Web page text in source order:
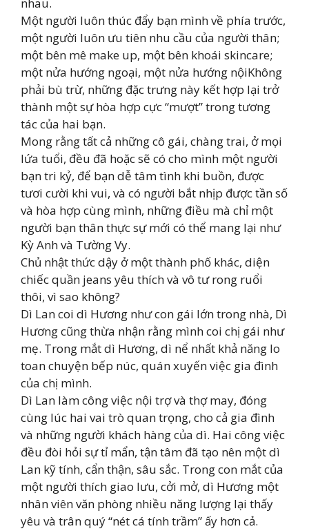
nhau.
Một người luôn thúc đẩy bạn mình về phía trước,
một người luôn ưu tiên nhu cầu của người thân;
một bên mê make up, một bên khoái skincare;
một nửa hướng ngoại, một nửa hướng nộiKhông
phải bù trừ, những đặc trưng này kết hợp lại trở
thành một sự hòa hợp cực “mượt” trong tương
tác của hai bạn.
Mong rằng tất cả những cô gái, chàng trai, ở mọi
lứa tuổi, đều đã hoặc sẽ có cho mình một người
bạn tri kỷ, để bạn dễ tâm tình khi buồn, được
tươi cười khi vui, và có người bắt nhịp được tần số
và hòa hợp cùng mình, những điều mà chỉ một
người bạn thân thực sự mới có thể mang lại như
Kỳ Anh và Tường Vy.
Chủ nhật thức dậy ở một thành phố khác, diện
chiếc quần jeans yêu thích và vô tư rong ruổi
thôi, vì sao không?
Dì Lan coi dì Hương như con gái lớn trong nhà, Dì
Hương cũng thừa nhận rằng mình coi chị gái như
mẹ. Trong mắt dì Hương, dì nể nhất khả năng lo
toan chuyện bếp núc, quán xuyến việc gia đình
của chị mình.
Dì Lan làm công việc nội trợ và thợ may, đóng
cùng lúc hai vai trò quan trọng, cho cả gia đình
và những người khách hàng của dì. Hai công việc
đều đòi hỏi sự tỉ mẩn, tận tâm đã tạo nên một dì
Lan kỹ tính, cẩn thận, sâu sắc. Trong con mắt của
một người thích giao lưu, cởi mở, dì Hương một
nhân viên văn phòng nhiều năng lượng lại thấy
yêu và trân quý “nét cá tính trầm” ấy hơn cả.